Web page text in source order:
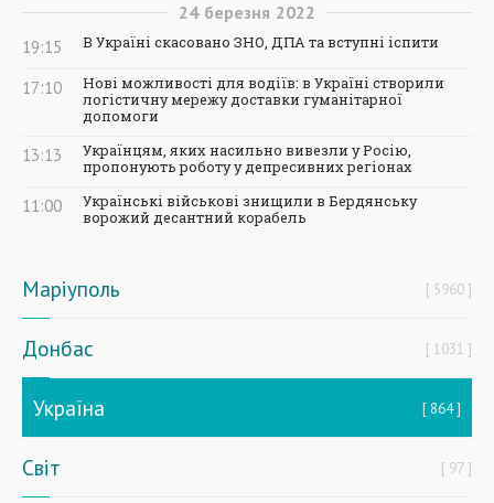
24 березня 2022
19:15 В Україні скасовано ЗНО, ДПА та вступні іспити
17:10
Нові можливості для водіїв: в Україні створили
логістичну мережу доставки гуманітарної
допомоги
13:13
Українцям, яких насильно вивезли у Росію,
пропонують роботу у депресивних регіонах
11:00
Українські військові знищили в Бердянську
ворожий десантний корабель
Маріуполь 5960
Донбас 1031
Україна 864
Світ 97